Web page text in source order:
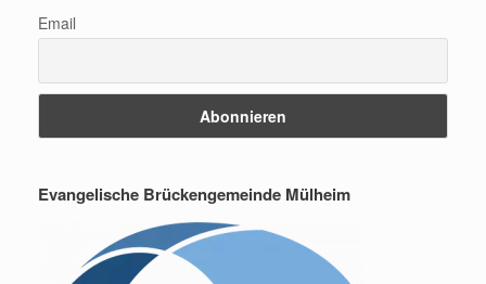
Email
Evangelische Brückengemeinde Mülheim